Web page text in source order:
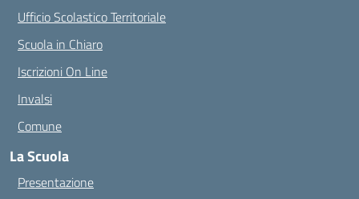
Ufficio Scolastico Territoriale
Scuola in Chiaro
Iscrizioni On Line
Invalsi
Comune
La Scuola
Presentazione